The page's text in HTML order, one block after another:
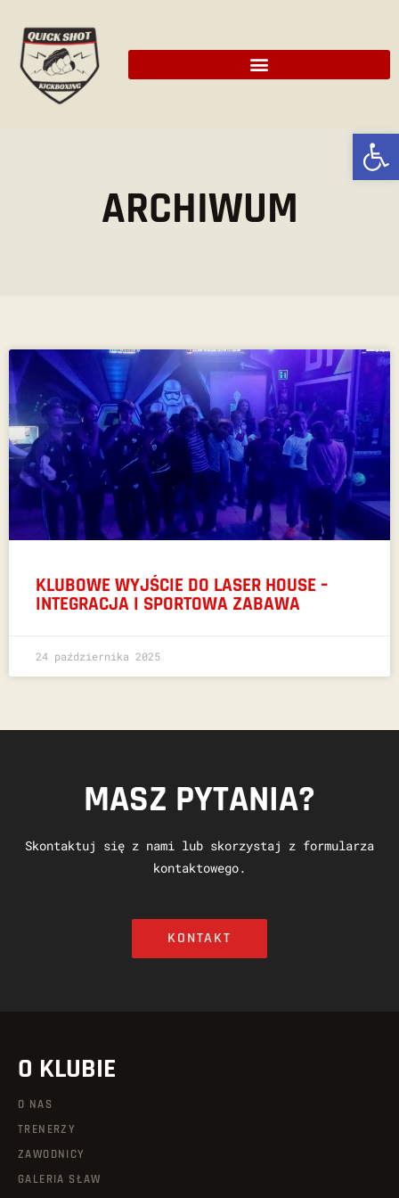
ARCHIWUM
KLUBOWE WYJŚCIE DO LASER HOUSE –
INTEGRACJA I SPORTOWA ZABAWA
24 października 2025
MASZ PYTANIA?
Skontaktuj się z nami lub skorzystaj z formularza
kontaktowego.
KONTAKT
O KLUBIE
O NAS
TRENERZY
ZAWODNICY
GALERIA SŁAW